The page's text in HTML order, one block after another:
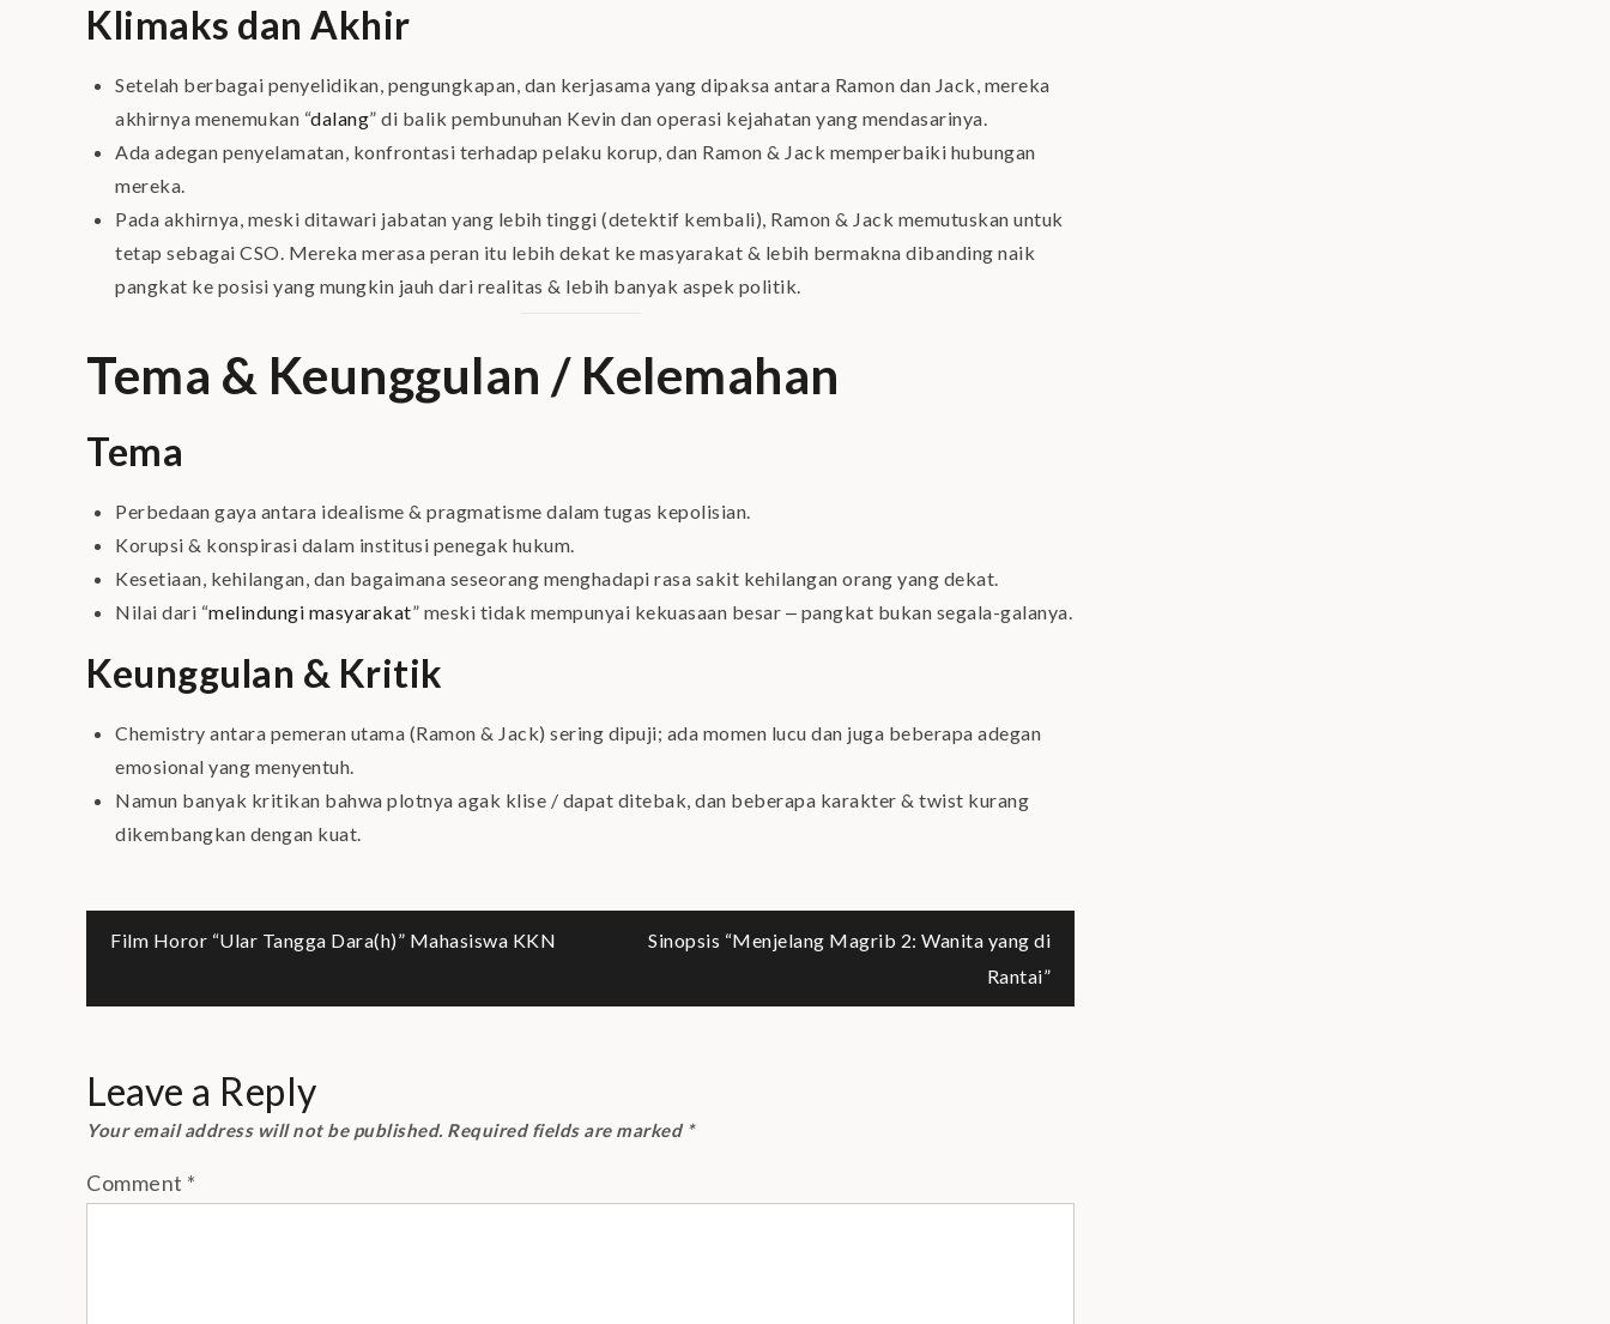
Klimaks dan Akhir
Setelah berbagai penyelidikan, pengungkapan, dan kerjasama yang dipaksa antara Ramon dan Jack, mereka
akhirnya menemukan “dalang” di balik pembunuhan Kevin dan operasi kejahatan yang mendasarinya.
Ada adegan penyelamatan, konfrontasi terhadap pelaku korup, dan Ramon & Jack memperbaiki hubungan
mereka.
Pada akhirnya, meski ditawari jabatan yang lebih tinggi (detektif kembali), Ramon & Jack memutuskan untuk
tetap sebagai CSO. Mereka merasa peran itu lebih dekat ke masyarakat & lebih bermakna dibanding naik
pangkat ke posisi yang mungkin jauh dari realitas & lebih banyak aspek politik.
Tema & Keunggulan / Kelemahan
Tema
Perbedaan gaya antara idealisme & pragmatisme dalam tugas kepolisian.
Korupsi & konspirasi dalam institusi penegak hukum.
Kesetiaan, kehilangan, dan bagaimana seseorang menghadapi rasa sakit kehilangan orang yang dekat.
Nilai dari “melindungi masyarakat” meski tidak mempunyai kekuasaan besar ‒ pangkat bukan segala-galanya.
Keunggulan & Kritik
Chemistry antara pemeran utama (Ramon & Jack) sering dipuji; ada momen lucu dan juga beberapa adegan
emosional yang menyentuh.
Namun banyak kritikan bahwa plotnya agak klise / dapat ditebak, dan beberapa karakter & twist kurang
dikembangkan dengan kuat.
Post
navigation
Film Horor “Ular Tangga Dara(h)” Mahasiswa KKN
Sinopsis “Menjelang Magrib 2: Wanita yang di
Rantai”
Leave a Reply
Your email address will not be published. Required fields are marked *
Comment *